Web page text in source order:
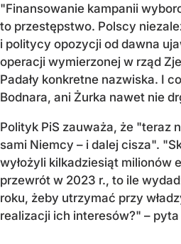
"Finansowanie kampanii
to przestępstwo. Polscy
i politycy opozycji od dawna
operacji wymierzonej w rząd
Padały konkretne nazwiska. I
Bodnara, ani Żurka nawet nie
Polityk PiS zauważa, że "teraz
sami Niemcy – i dalej cisza".
wyłożyli kilkadziesiąt milionów
przewrót w 2023 r., to ile
roku, żeby utrzymać przy
realizacji ich interesów?" –